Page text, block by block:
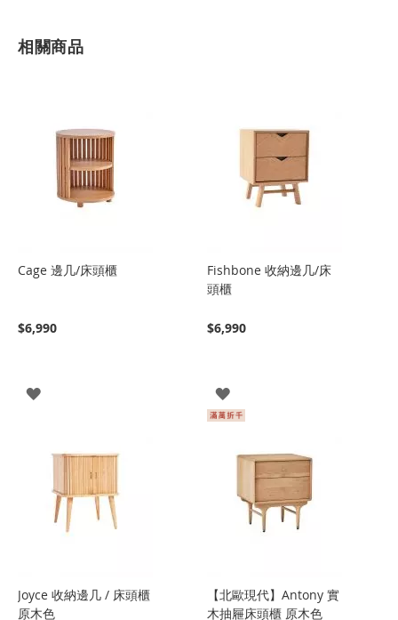
相關商品
Cage 邊几/床頭櫃
$6,990
登
Fishbone 收納邊几/床
頭櫃
$6,990
登
入
Joyce 收納邊几 / 床頭櫃
原木色
【北歐現代】Antony 實
木抽屜床頭櫃 原木色